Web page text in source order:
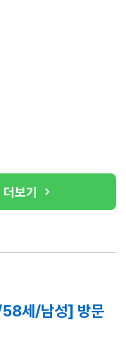
보기
58세/남성] 방문